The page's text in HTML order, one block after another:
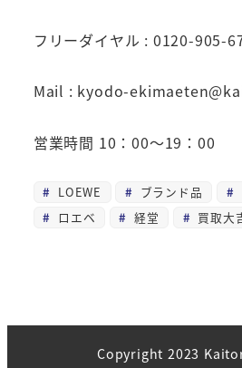
フリーダイヤル : 0120-905-
Mail : kyodo-
営業時間 10：00～19：00
LOEWE ブランド品
ロエベ
経堂 買取大
Copyright 2023